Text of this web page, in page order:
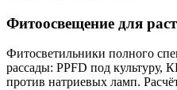
Фитоосвещение для
Фитосветильники полного
рассады: PPFD под культуру,
против натриевых ламп.